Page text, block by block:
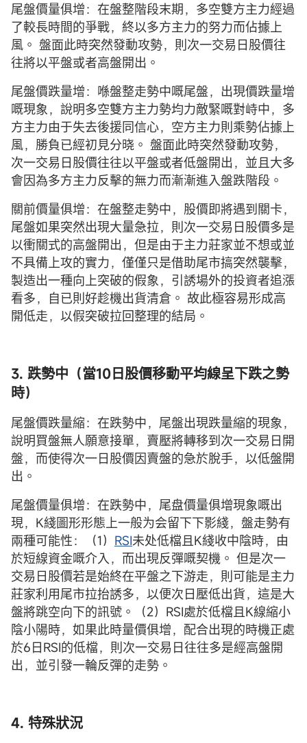
尾盤價量俱增：在盤整階段末期，多空雙方主力經過
了較長時間的爭戰，終以多方主力的努力而佔據上
風。 盤面此時突然發動攻勢，則次一交易日股價往
往將以平盤或者高盤開出。
尾盤價跌量增：喺盤整走勢中嘅尾盤，出現價跌量增
嘅現象，說明多空雙方主力勢均力敵緊嘅對峙中，多
方主力由于失去後援同信心，空方主力則乘勢佔據上
風，勝負已經初見分晓。 盤面此時突然發動攻勢，
次一交易日股價往往以平盤或者低盤開出，並且大多
會因為多方主力反擊的無力而漸漸進入盤跌階段。
關前價量俱增：在盤整走勢中，股價即將遇到關卡，
尾盤如果突然出現大量急拉，則次一交易日股價多是
以衝關式的高盤開出，但是由于主力莊家並不想或並
不具備上攻的實力，僅僅只是借助尾市搞突然襲擊，
製造出一種向上突破的假象，引誘場外的投資者追漲
看多，自已則好趁機出貨清倉。 故此極容易形成高
開低走，以假突破拉回整理的結局。
3. 跌勢中（當10日股價移動平均線呈下跌之勢
時）
尾盤價跌量縮：在跌勢中，尾盤出現跌量縮的現象，
說明買盤無人願意接單，賣壓將轉移到次一交易日開
盤，而使得次一日股價因賣盤的急於脫手，以低盤開
出。
尾盤價量俱增：在跌勢中，尾盘價量俱增現象嘅出
現，K綫圖形形態上一般为会留下下影綫，盤走勢有
兩種可能性：（1） RSI未处低檔且K綫收中陰時，由
於短線資金嘅介入，而出現反彈嘅契機。 但是次一
交易日股價若是始終在平盤之下游走，則可能是主力
莊家利用尾市拉抬誘多，以便次日壓低出貨，這是大
盤將跳空向下的訊號。（2）RSI處於低檔且K線縮小
陰小陽時，如果此時量價俱增，配合出現的時機正處
於6日RSI的低檔，則次一交易日往往多是經高盤開
出，並引發一輪反彈的走勢。
4. 特殊狀況